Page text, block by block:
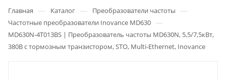
Главная — Каталог — Преобразователи частоты —
Частотные преобразователи Inovance MD630 —
MD630N-4T013BS | Преобразователь частоты MD630N, 5,5/7,5кВт,
380В с тормозным транзистором, STO, Multi-Ethernet, Inovance